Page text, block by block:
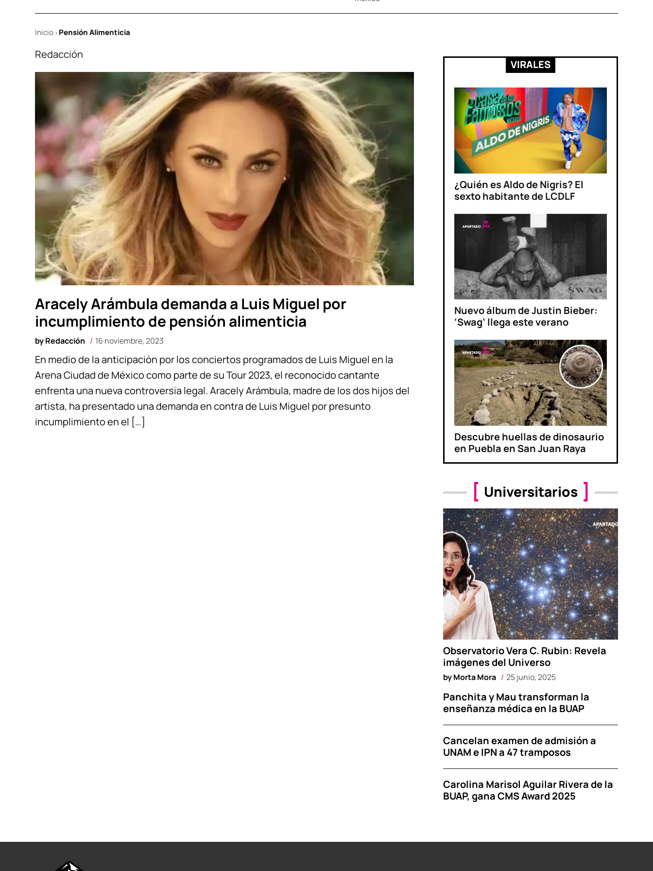
Inicio > Pensión Alimenticia
Redacción
Aracely Arámbula demanda a Luis Miguel por
incumplimiento de pensión alimenticia
byRedacción 16 noviembre, 2023
En medio de la anticipación por los conciertos programados de Luis Miguel en la
Arena Ciudad de México como parte de su Tour 2023, el reconocido cantante
enfrenta una nueva controversia legal. Aracely Arámbula, madre de los dos hijos del
artista, ha presentado una demanda en contra de Luis Miguel por presunto
incumplimiento en el […]
VIRALES
¿Quién es Aldo de Nigris? El
sexto habitante de LCDLF
Nuevo álbum de Justin Bieber:
‘Swag’ llega este verano
Descubre huellas de dinosaurio
en Puebla en San Juan Raya
Universitarios
Observatorio Vera C. Rubin: Revela
imágenes del Universo
byMorta Mora 25 junio, 2025
Panchita y Mau transforman la
enseñanza médica en la BUAP
Cancelan examen de admisión a
UNAM e IPN a 47 tramposos
Carolina Marisol Aguilar Rivera de la
BUAP, gana CMS Award 2025